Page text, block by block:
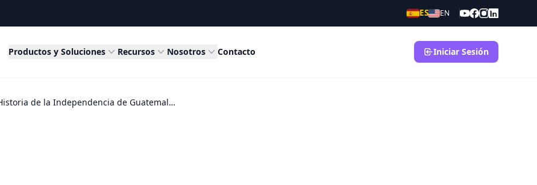
ES EN
Productos y Soluciones Recursos Nosotros Contacto Iniciar Sesión
La Historia de la Independencia de Guatemala: Un Camino hacia la Libertad